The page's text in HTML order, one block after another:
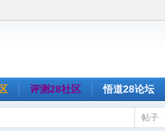
评测28社区 悟道28论坛
帖子